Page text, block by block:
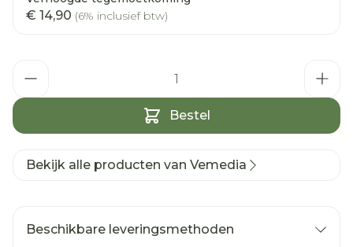
€ 14,90 (6% inclusief btw)
Bestel
Bekijk alle producten van Vemedia
Beschikbare leveringsmethoden